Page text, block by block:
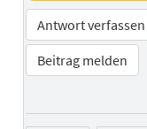
Antwort verfassen
Beitrag melden